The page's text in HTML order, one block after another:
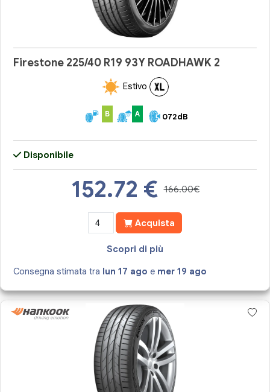
Firestone 225/40 R19 93Y ROADHAWK 2
Estivo
B A 072dB
Disponibile
152.72 € 166.00€
Acquista
Scopri di più
Consegna stimata tra lun 17 ago e mer 19 ago